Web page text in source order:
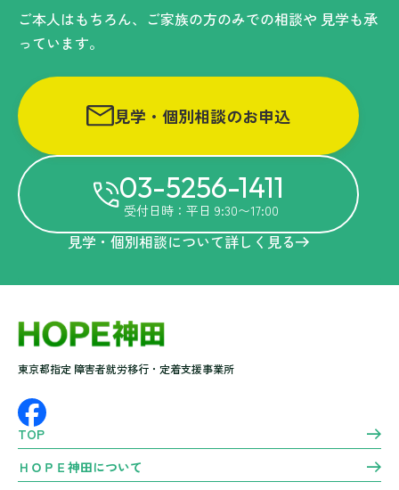
ご本人はもちろん、ご家族の方のみでの相談や 見学も承
っています。
見学・個別相談のお申込
03-5256-1411
受付日時：平日 9:30〜17:00
見学・個別相談について詳しく見る
東京都指定 障害者就労移行・定着支援事業所
TOP
ＨＯＰＥ神田について